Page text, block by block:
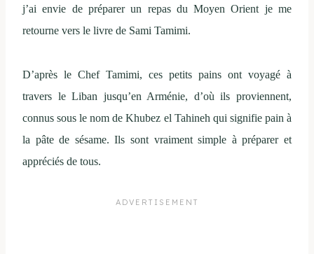
j’ai envie de préparer un repas du Moyen Orient je me
retourne vers le livre de Sami Tamimi.
D’après le Chef Tamimi, ces petits pains ont voyagé à
travers le Liban jusqu’en Arménie, d’où ils proviennent,
connus sous le nom de Khubez el Tahineh qui signifie pain à
la pâte de sésame. Ils sont vraiment simple à préparer et
appréciés de tous.